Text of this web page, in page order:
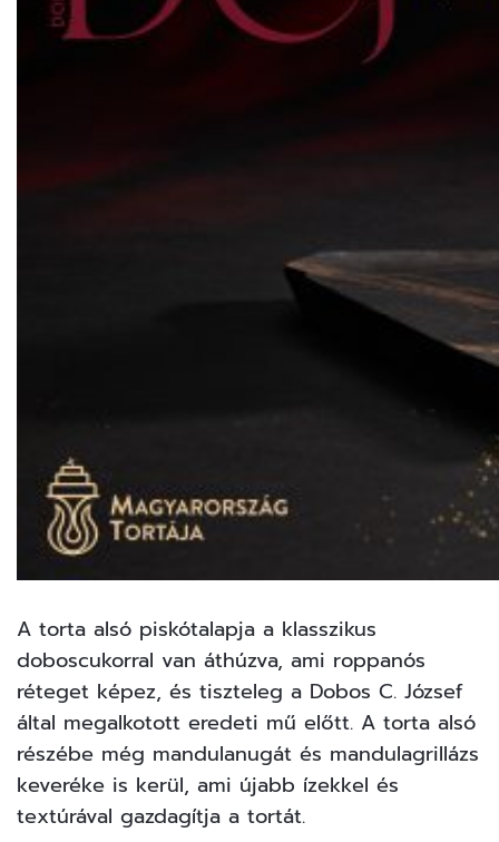
A torta alsó piskótalapja a klasszikus
doboscukorral van áthúzva, ami roppanós
réteget képez, és tiszteleg a Dobos C. József
által megalkotott eredeti mű előtt. A torta alsó
részébe még mandulanugát és mandulagrillázs
keveréke is kerül, ami újabb ízekkel és
textúrával gazdagítja a tortát.